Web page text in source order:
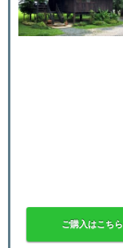
ご購入はこちら